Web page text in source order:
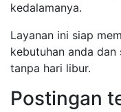
kedalamanya.
Layanan ini siap
kebutuhan anda
tanpa hari libur.
Postingan